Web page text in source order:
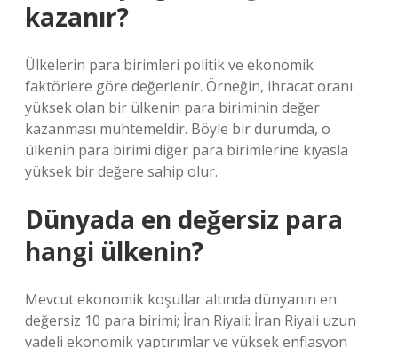
kazanır?
Ülkelerin para birimleri politik ve ekonomik
faktörlere göre değerlenir. Örneğin, ihracat oranı
yüksek olan bir ülkenin para biriminin değer
kazanması muhtemeldir. Böyle bir durumda, o
ülkenin para birimi diğer para birimlerine kıyasla
yüksek bir değere sahip olur.
Dünyada en değersiz para
hangi ülkenin?
Mevcut ekonomik koşullar altında dünyanın en
değersiz 10 para birimi; İran Riyali: İran Riyali uzun
vadeli ekonomik yaptırımlar ve yüksek enflasyon